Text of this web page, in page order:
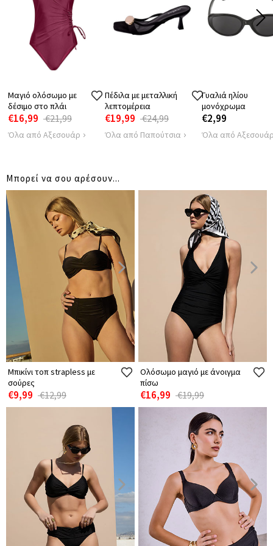
Μαγιό ολόσωμο με
δέσιμο στο πλάι
€16,99 €21,99
Όλα από Αξεσουάρ
Πέδιλα με μεταλλική
λεπτομέρεια
€19,99 €24,99
Όλα από Παπούτσια
Γυαλιά ηλίου
μονόχρωμα
€2,99
Όλα από
Μπορεί να σου αρέσουν...
Μπικίνι τοπ strapless με
σούρες
€9,99 €12,99
Ολόσωμο μαγιό με άνοιγμα
πίσω
€16,99 €19,99